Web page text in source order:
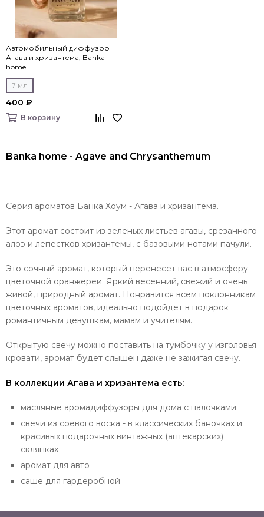
Автомобильный диффузор
Агава и хризантема, Banka
home
7 мл
400 ₽
В корзину
Banka home - Agave and Chrysanthemum
Серия ароматов Банка Хоум - Агава и хризантема.
Этот аромат состоит из зеленых листьев агавы, срезанного
алоэ и лепестков хризантемы, с базовыми нотами пачули.
Это сочный аромат, который перенесет вас в атмосферу
цветочной оранжереи. Яркий весенний, свежий и очень
живой, природный аромат. Понравится всем поклонникам
цветочных ароматов, идеально подойдет в подарок
романтичным девушкам, мамам и учителям.
Открытую свечу можно поставить на тумбочку у изголовья
кровати, аромат будет слышен даже не зажигая свечу.
В коллекции Агава и хризантема есть:
масляные аромадиффузоры для дома с палочками
свечи из соевого воска - в классических баночках и
красивых подарочных винтажных (аптекарских)
склянках
аромат для авто
саше для гардеробной